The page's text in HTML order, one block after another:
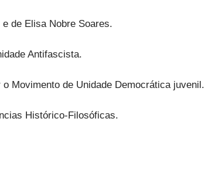
de Elisa Nobre Soares.
Antifascista.
Movimento de Unidade Democrática juvenil.
Histórico-Filosóficas.